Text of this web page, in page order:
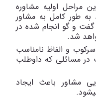
مراحل اولیه مشاوره
طور کامل به مشاور
گفت و گو انجام شده در
شد.
و الفاظ نامناسب
در مسائلی که داوطلب
باعث ایجاد